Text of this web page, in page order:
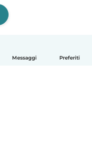
Messaggi Preferiti